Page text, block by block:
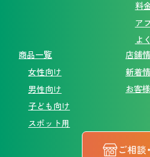
料
ア
よ
商品一覧
女性向け
男性向け
子ども向け
スポット用
店舗
新着
お客
ご相談